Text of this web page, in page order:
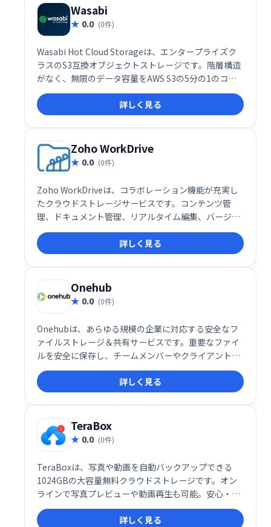
Wasabi
0.0 (0件)
Wasabi Hot Cloud Storageは、エンタープライズク
ラスのS3互換オブジェクトストレージです。階層構造
がなく、無限のデータ容量をAWS S3の5分の1のコス
トで提供します。高速なアクセスと高い信頼性を備
え、データのバックアップ、ディザスタリカバリ、ア
ーカイブなどに最適です。ビジネスの成長を支援す
る、コストパフォーマンスに優れたクラウドストレー
ジをお探しなら、Wasabiをご検討ください。
詳しく見る
Zoho WorkDrive
0.0 (0件)
Zoho WorkDriveは、コラボレーション機能が充実し
たクラウドストレージサービスです。コンテンツ管
理、ドキュメント管理、リアルタイム編集、バージョ
ン管理などを提供し、チームでの作業効率を向上させ
ます。SaaS、iOS、Androidに対応し、ドキュメント
やウェビナーによるトレーニングも用意。月額$2.50〜
利用可能で、無料プランと無料トライアルも提供して
います。Onehub、Box、Tresoritなどとの競合製品
として、高い利便性を誇ります。
詳しく見る
Onehub
0.0 (0件)
Onehubは、あらゆる規模の企業に対応する安全なフ
ァイルストレージ＆共有サービスです。重要なファイ
ルを安全に保存し、チームメンバーやクライアントと
簡単に共有できます。スムーズな共同作業を実現し、
ビジネスの効率化をサポートします。
詳しく見る
TeraBox
0.0 (0件)
TeraBoxは、写真や動画を自動バックアップできる
1024GBの大容量無料クラウドストレージです。オン
ラインで写真プレビューや動画再生も可能。安心・安
全に大切なデータを保存・管理できます。登録も簡単
で、すぐに使い始められます。
詳しく見る